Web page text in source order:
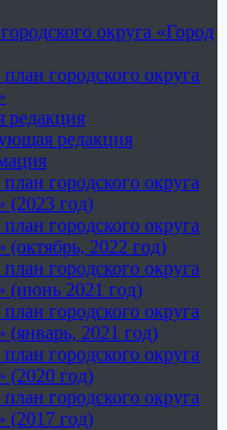
округа «Город
городского округа
редакция
редакция
городского округа
(2023 год)
городского округа
(октябрь, 2022 год)
городского округа
(июнь 2021 год)
городского округа
(январь, 2021 год)
городского округа
(2020 год)
городского округа
(2017 год)